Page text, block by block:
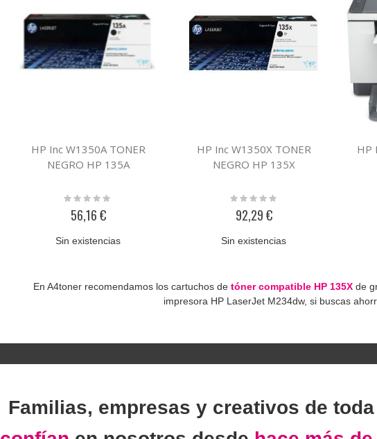
HP Inc W1350A TONER
NEGRO HP 135A
Rating:
56,16 €
Sin existencias
HP Inc W1350X TONER
NEGRO HP 135X
Rating:
92,29 €
Sin existencias
HP
En A4toner recomendamos los cartuchos de tóner compatible HP 135Xde
impresora HP LaserJet M234dw, si buscas
Familias, empresas y creativos de